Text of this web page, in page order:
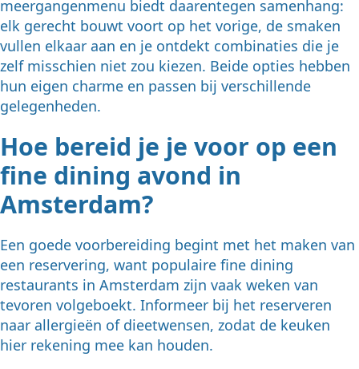
meergangenmenu biedt daarentegen samenhang:
elk gerecht bouwt voort op het vorige, de smaken
vullen elkaar aan en je ontdekt combinaties die je
zelf misschien niet zou kiezen. Beide opties hebben
hun eigen charme en passen bij verschillende
gelegenheden.
Hoe bereid je je voor op een
fine dining avond in
Amsterdam?
Een goede voorbereiding begint met het maken van
een reservering, want populaire fine dining
restaurants in Amsterdam zijn vaak weken van
tevoren volgeboekt. Informeer bij het reserveren
naar allergieën of dieetwensen, zodat de keuken
hier rekening mee kan houden.